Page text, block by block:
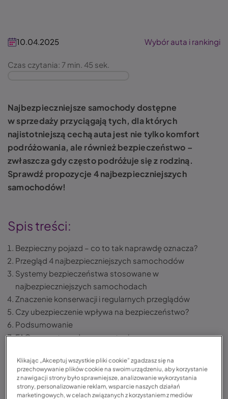
10.04.2025 Wybór auta i rankingi
Czas czytania: 7 min. 45 sek.
Najbezpieczniejsze samochody dostępne
w sprzedaży przyciągają tych, dla których
najistotniejszą cechą auta jest nie tylko komfort
podróżowania, ale również bezpieczeństwo –
zwłaszcza gdy często podróżuje się z rodziną.
Sprawdź propozycje 4 najbezpieczniejszych
samochodów!
Spis treści:
Bezpieczny pojazd – co to tak naprawdę oznacza?
Przegląd 4 najbezpieczniejszych samochodów
Systemy bezpieczeństwa stosowane w
najbezpieczniejszych samochodach
Znaczenie konserwacji i regularnych przeglądów
Czy ubezpieczenie wpływa na bezpieczeństwo?
Podsumowanie
FAQ — często zadawane pytania
Bezpieczny pojazd – co to tak
naprawdę oznacza?
Klikając „Akceptuj wszystkie pliki cookie” zgadzasz się na
przechowywanie plików cookie na swoim urządzeniu, aby korzystanie
z nawigacji strony było sprawniejsze, analizowanie wykorzystania
strony, personalizowanie reklam, wsparcie naszych działań
marketingowych, w celach związanych z korzystaniem z mediów